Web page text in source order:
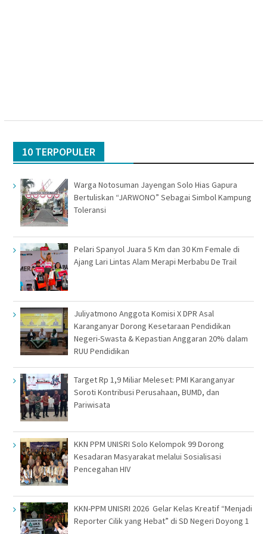
10 TERPOPULER
Warga Notosuman Jayengan Solo Hias Gapura
Bertuliskan “JARWONO” Sebagai Simbol Kampung
Toleransi
Pelari Spanyol Juara 5 Km dan 30 Km Female di
Ajang Lari Lintas Alam Merapi Merbabu De Trail
Juliyatmono Anggota Komisi X DPR Asal
Karanganyar Dorong Kesetaraan Pendidikan
Negeri-Swasta & Kepastian Anggaran 20% dalam
RUU Pendidikan
Target Rp 1,9 Miliar Meleset: PMI Karanganyar
Soroti Kontribusi Perusahaan, BUMD, dan
Pariwisata
KKN PPM UNISRI Solo Kelompok 99 Dorong
Kesadaran Masyarakat melalui Sosialisasi
Pencegahan HIV
KKN-PPM UNISRI 2026 Gelar Kelas Kreatif “Menjadi
Reporter Cilik yang Hebat” di SD Negeri Doyong 1